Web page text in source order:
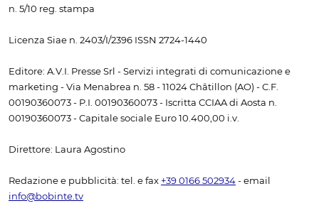
n. 5/10 reg. stampa
Licenza Siae n. 2403/I/2396 ISSN 2724-1440
Editore: A.V.I. Presse Srl - Servizi integrati di comunicazione e
marketing - Via Menabrea n. 58 - 11024 Châtillon (AO) - C.F.
00190360073 - P.I. 00190360073 - Iscritta CCIAA di Aosta n.
00190360073 - Capitale sociale Euro 10.400,00 i.v.
Direttore: Laura Agostino
Redazione e pubblicità: tel. e fax +39 0166 502934 - email
info@bobinte.tv